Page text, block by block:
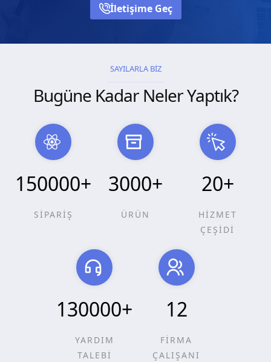
İletişime Geç
SAYILARLA BİZ
Bugüne Kadar Neler Yaptık?
150000+
SİPARİŞ
3000+
ÜRÜN
20+
HİZMET
ÇEŞİDİ
130000+
YARDIM
TALEBİ
12
FİRMA
ÇALIŞANI